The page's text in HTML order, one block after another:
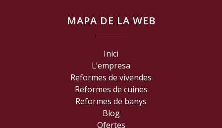
MAPA DE LA WEB
Inici
L’empresa
Reformes de vivendes
Reformes de cuines
Reformes de banys
Blog
Ofertes